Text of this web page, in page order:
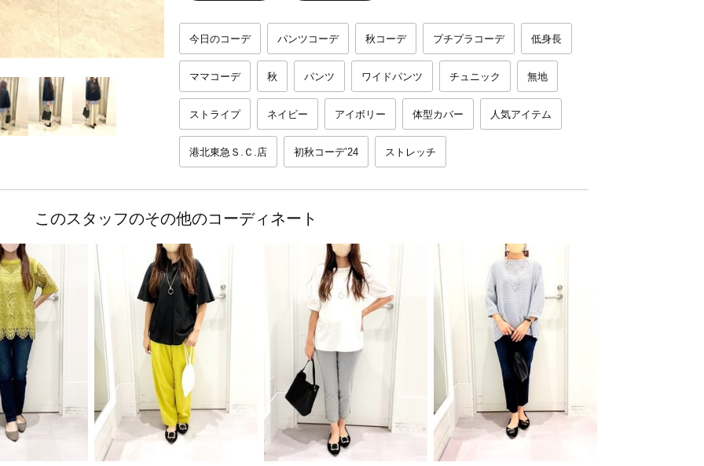
今日のコーデ パンツコーデ 秋コーデ プチプラコーデ 低身長
ママコーデ 秋 パンツ ワイドパンツ チュニック 無地
ストライプ ネイビー アイボリー 体型カバー 人気アイテム
港北東急Ｓ.Ｃ.店 初秋コーデ’24 ストレッチ
このスタッフのその他のコーディネート